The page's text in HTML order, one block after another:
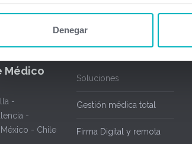
Denegar
Médico
-
-
México - Chile
Soluciones
Gestión médica total
Firma Digital y remota